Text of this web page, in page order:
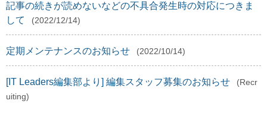
記事の続きが読めないなどの不具合発生時の対応につきま
して
(2022/12/14)
定期メンテナンスのお知らせ (2022/10/14)
[IT Leaders編集部より] 編集スタッフ募集のお知らせ
(Recr
uiting)